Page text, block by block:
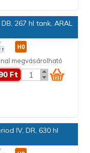
267 hl tank, ARAL
megvásárolható
Ft
IV, DR, 630 hl